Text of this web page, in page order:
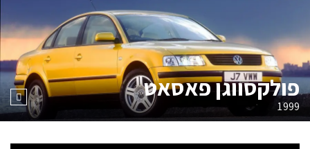
פולקסווגן פאסאט
1999